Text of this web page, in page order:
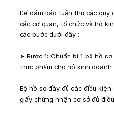
Để đảm bảo tuân thủ các quy
các cơ quan, tổ chức và hộ
các bước dưới đây :
➤ Bước 1: Chuẩn bị 1 bộ hồ
thực phẩm cho hộ kinh doanh
Bộ hồ sơ đầy đủ các điều
giấy chứng nhận cơ sở đủ